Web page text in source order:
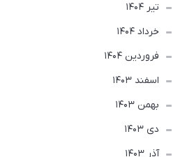
تير 1404
خرداد 1404
فروردین 1404
اسفند 1403
بهمن 1403
دی 1403
آذر 1403